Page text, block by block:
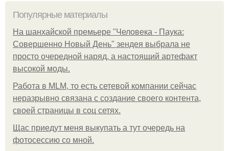
Популярные материалы
На шанхайской премьере "Человека - Паука:
Совершенно Новый День" зендея выбрала не
просто очередной наряд, а настоящий артефакт
высокой моды.
Работа в MLM, то есть сетевой компании сейчас
неразрывно связана с создание своего контента,
своей страницы в соц сетях.
Щас приедут меня выкупать а тут очередь на
фотосессию со мной.